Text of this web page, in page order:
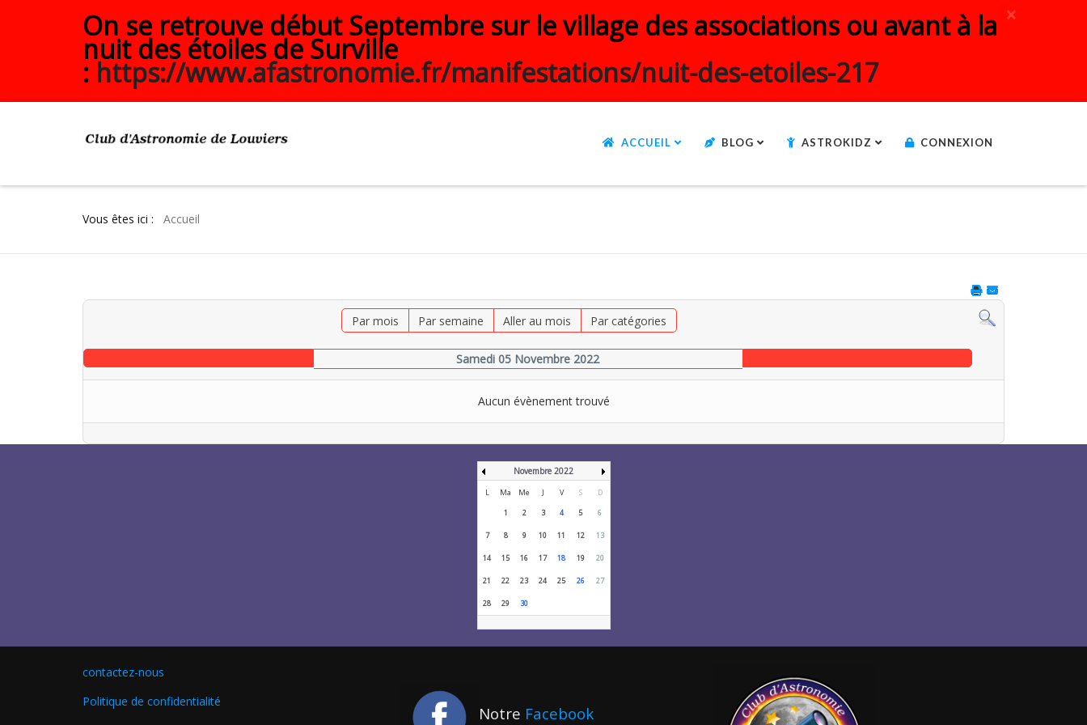
×
On se retrouve début Septembre sur le village des associations ou avant à la
nuit des étoiles de Surville
: https://www.afastronomie.fr/manifestations/nuit-des-etoiles-217
ACCUEIL BLOG ASTROKIDZ CONNEXION
Vous êtes ici : Accueil
Par mois Par semaine Aller au mois Par catégories
Samedi 05 Novembre 2022
Aucun évènement trouvé
Novembre 2022
L Ma Me J V S
D
1
2 3 4 5 6
7 8 9 10 11 12 13
14 15 16 17 18 19 20
21 22 23 24 25 26 27
28 29 30
contactez-nous
Politique de confidentialité
Notre Facebook